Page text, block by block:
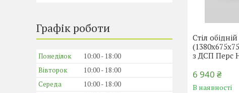
Стіл
з ДСП Перс
6 940 ₴
В наявності
Графік роботи
Понеділок 10:00
18:00
Вівторок
10:00
18:00
Середа
10:00
18:00